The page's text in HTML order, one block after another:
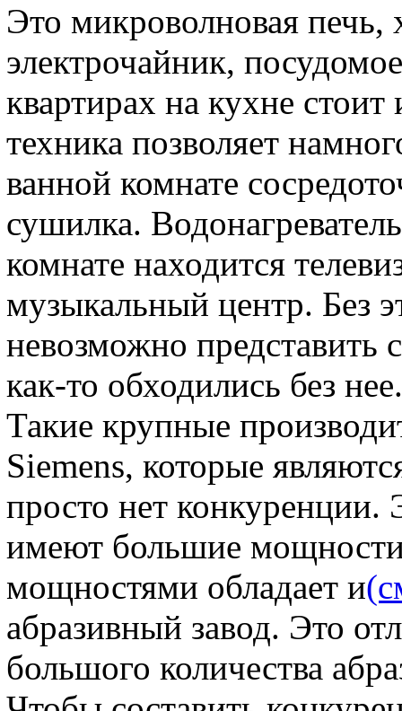
Это микроволновая печь,
электрочайник,
квартирах на кухне
техника позволяет
ванной комнате
сушилка.
комнате находится
музыкальный центр. Без
невозможно
как-то обходились без нее.
Такие крупные
Siemens, которые
просто нет конкуренции.
имеют большие
мощностями обладает и
абразивный завод. Это
большого количества